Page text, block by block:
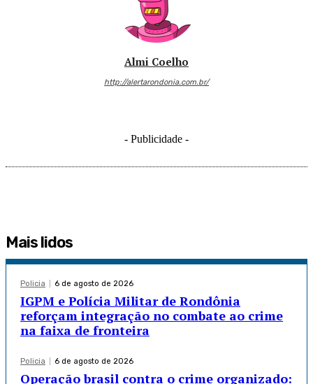
Almi Coelho
http://alertarondonia.com.br/
- Publicidade -
Mais lidos
Policia 6 de agosto de 2026
IGPM e Polícia Militar de Rondônia
reforçam integração no combate ao crime
na faixa de fronteira
Policia 6 de agosto de 2026
Operação brasil contra o crime organizado: